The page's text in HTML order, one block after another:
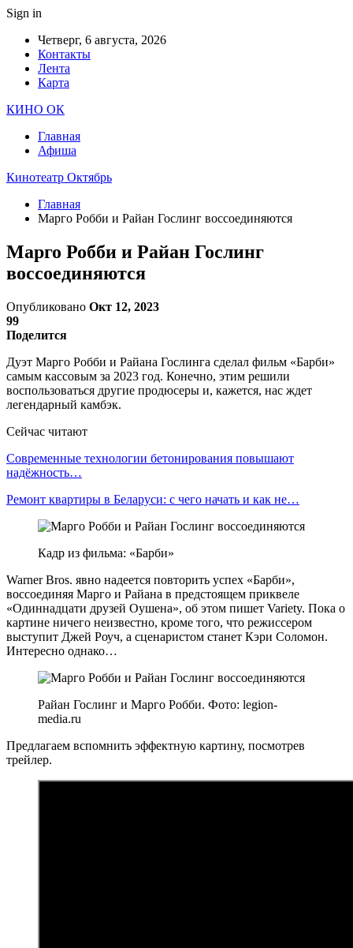
Sign in
Четверг, 6 августа, 2026
Контакты
Лента
Карта
КИНО ОК
Главная
Афиша
Кинотеатр Октябрь
Главная
Марго Робби и Райан Гослинг воссоединяются
Марго Робби и Райан Гослинг
воссоединяются
Опубликовано Окт 12, 2023
99
Поделится
Дуэт Марго Робби и Райана Гослинга сделал фильм «Барби»
самым кассовым за 2023 год. Конечно, этим решили
воспользоваться другие продюсеры и, кажется, нас ждет
легендарный камбэк.
Сейчас читают
Современные технологии бетонирования повышают
надёжность…
Ремонт квартиры в Беларуси: с чего начать и как не…
Кадр из фильма: «Барби»
Warner Bros. явно надеется повторить успех «Барби»,
воссоединяя Марго и Райана в предстоящем приквеле
«Одиннадцати друзей Оушена», об этом пишет Variety. Пока о
картине ничего неизвестно, кроме того, что режиссером
выступит Джей Роуч, а сценаристом станет Кэри Соломон.
Интересно однако…
Райан Гослинг и Марго Робби. Фото: legion-
media.ru
Предлагаем вспомнить эффектную картину, посмотрев
трейлер.